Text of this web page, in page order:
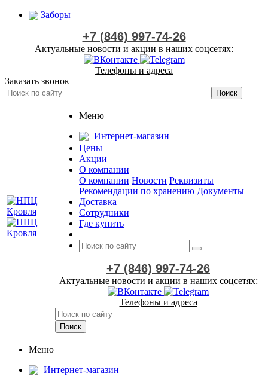
Заборы
+7 (846) 997-74-26
Актуальные новости и акции в наших соцсетях:
Телефоны и адреса
Заказать звонок
Меню
Интернет-магазин
Цены
Акции
О компании
О компании Новости Реквизиты
Рекомендации по хранению Документы
Доставка
Сотрудники
Где купить
+7 (846) 997-74-26
Актуальные новости и акции в наших соцсетях:
Телефоны и адреса
Меню
Интернет-магазин